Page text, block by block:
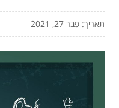
תאריך: פבר 27, 2021